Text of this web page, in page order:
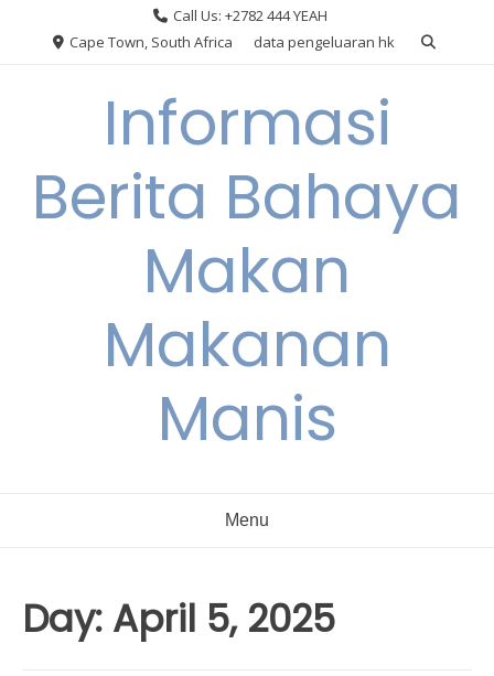
Call Us: +2782 444 YEAH
Cape Town, South Africa
data pengeluaran hk
Informasi
Berita Bahaya
Makan
Makanan
Manis
Menu
Day: April 5, 2025